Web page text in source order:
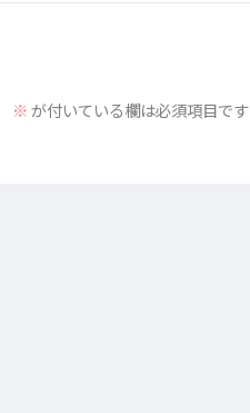
※が付いている欄は必須項目です